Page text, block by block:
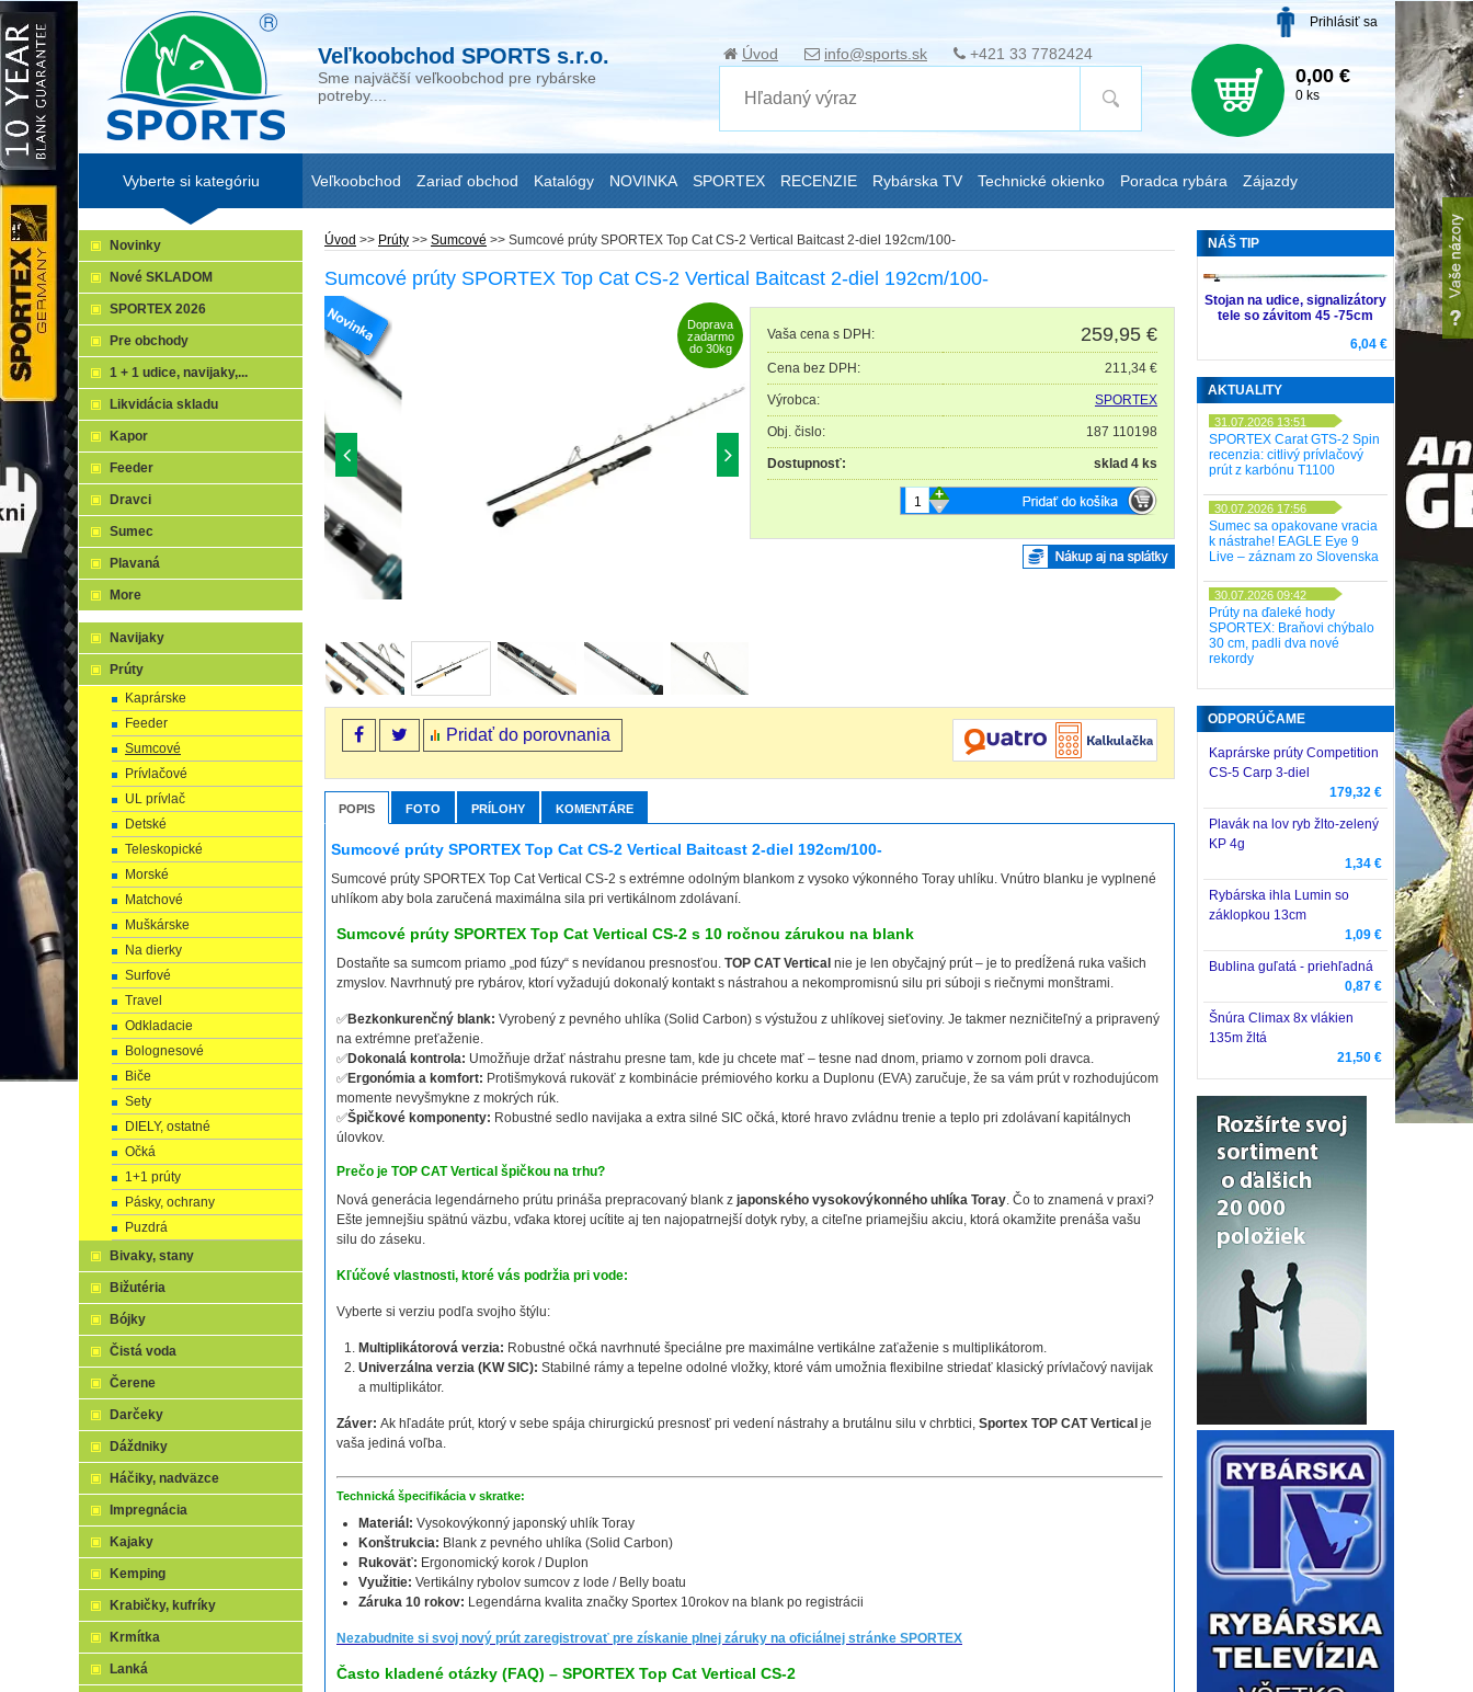
Veľkoobchod SPORTS s.r.o.
Sme najväčší veľkoobchod pre rybárske
potreby....
Úvod info@sports.sk +421 33 7782424
Prihlásiť sa
0,00 €
0 ks
Úvod >> Prúty >> Sumcové >> Sumcové prúty SPORTEX Top Cat CS-2 Vertical Baitcast 2-diel 192cm/100-
Sumcové prúty SPORTEX Top Cat CS-2 Vertical Baitcast 2-diel 192cm/100-
Doprava
zadarmo
do 30kg
Vaša cena s DPH: 259,95 €
Cena bez DPH: 211,34 €
Výrobca: SPORTEX
Obj. čislo: 187 110198
Dostupnosť: sklad 4 ks
-
+
Pridať do porovnania
POPIS FOTO PRÍLOHY KOMENTÁRE
Sumcové prúty SPORTEX Top Cat CS-2 Vertical Baitcast 2-diel 192cm/100-
Sumcové prúty SPORTEX Top Cat Vertical CS-2 s extrémne odolným blankom z vysoko výkonného Toray uhlíku. Vnútro blanku je vyplnené
uhlíkom aby bola zaručená maximálna sila pri vertikálnom zdolávaní.
Sumcové prúty SPORTEX Top Cat Vertical CS-2 s 10 ročnou zárukou na blank
Dostaňte sa sumcom priamo „pod fúzy“ s nevídanou presnosťou. TOP CAT Vertical nie je len obyčajný prút – je to predĺžená ruka vašich
zmyslov. Navrhnutý pre rybárov, ktorí vyžadujú dokonalý kontakt s nástrahou a nekompromisnú silu pri súboji s riečnymi monštrami.
✅Bezkonkurenčný blank: Vyrobený z pevného uhlíka (Solid Carbon) s výstužou z uhlíkovej sieťoviny. Je takmer nezničiteľný a pripravený
na extrémne preťaženie.
✅Dokonalá kontrola: Umožňuje držať nástrahu presne tam, kde ju chcete mať – tesne nad dnom, priamo v zornom poli dravca.
✅Ergonómia a komfort: Protišmyková rukoväť z kombinácie prémiového korku a Duplonu (EVA) zaručuje, že sa vám prút v rozhodujúcom
momente nevyšmykne z mokrých rúk.
✅Špičkové komponenty: Robustné sedlo navijaka a extra silné SIC očká, ktoré hravo zvládnu trenie a teplo pri zdolávaní kapitálnych
úlovkov.
Prečo je TOP CAT Vertical špičkou na trhu?
Nová generácia legendárneho prútu prináša prepracovaný blank z japonského vysokovýkonného uhlíka Toray. Čo to znamená v praxi?
Ešte jemnejšiu spätnú väzbu, vďaka ktorej ucítite aj ten najopatrnejší dotyk ryby, a citeľne priamejšiu akciu, ktorá okamžite prenáša vašu
silu do záseku.
Kľúčové vlastnosti, ktoré vás podržia pri vode:
Vyberte si verziu podľa svojho štýlu:
Multiplikátorová verzia: Robustné očká navrhnuté špeciálne pre maximálne vertikálne zaťaženie s multiplikátorom.
Univerzálna verzia (KW SIC): Stabilné rámy a tepelne odolné vložky, ktoré vám umožnia flexibilne striedať klasický prívlačový navijak
a multiplikátor.
Záver: Ak hľadáte prút, ktorý v sebe spája chirurgickú presnosť pri vedení nástrahy a brutálnu silu v chrbtici, Sportex TOP CAT Vertical je
vaša jediná voľba.
Technická špecifikácia v skratke:
Materiál: Vysokovýkonný japonský uhlík Toray
Konštrukcia: Blank z pevného uhlíka (Solid Carbon)
Rukoväť: Ergonomický korok / Duplon
Využitie: Vertikálny rybolov sumcov z lode / Belly boatu
Záruka 10 rokov: Legendárna kvalita značky Sportex 10rokov na blank po registrácii
Nezabudnite si svoj nový prút zaregistrovať pre získanie plnej záruky na oficiálnej stránke SPORTEX
Často kladené otázky (FAQ) – SPORTEX Top Cat Vertical CS-2
Novinky
Nové SKLADOM
SPORTEX 2026
Pre obchody
1 + 1 udice, navijaky,...
Likvidácia skladu
Kapor
Feeder
Dravci
Sumec
Plavaná
More
Navijaky
Prúty
Kaprárske
Feeder
Sumcové
Prívlačové
UL prívlač
Detské
Teleskopické
Morské
Matchové
Muškárske
Na dierky
Surfové
Travel
Odkladacie
Bolognesové
Biče
Sety
DIELY, ostatné
Očká
1+1 prúty
Pásky, ochrany
Puzdrá
Bivaky, stany
Bižutéria
Bójky
Čistá voda
Čerene
Darčeky
Dáždniky
Háčiky, nadväzce
Impregnácia
Kajaky
Kemping
Krabičky, kufríky
Krmítka
Lanká
NÁŠ TIP
Stojan na udice, signalizátory
tele so závitom 45 -75cm
6,04 €
AKTUALITY
31.07.2026 13:51
SPORTEX Carat GTS-2 Spin
recenzia: citlivý prívlačový
prút z karbónu T1100
30.07.2026 17:56
Sumec sa opakovane vracia
k nástrahe! EAGLE Eye 9
Live – záznam zo Slovenska
30.07.2026 09:42
Prúty na ďaleké hody
SPORTEX: Braňovi chýbalo
30 cm, padli dva nové
rekordy
ODPORÚČAME
Kaprárske prúty Competition
CS-5 Carp 3-diel
179,32 €
Plavák na lov ryb žlto-zelený
KP 4g
1,34 €
Rybárska ihla Lumin so
záklopkou 13cm
1,09 €
Bublina guľatá - priehľadná
0,87 €
Šnúra Climax 8x vlákien
135m žltá
21,50 €
Vyberte si kategóriu Veľkoobchod Zariaď obchod Katalógy NOVINKA SPORTEX RECENZIE Rybárska TV Technické okienko Poradca rybára Zájazdy